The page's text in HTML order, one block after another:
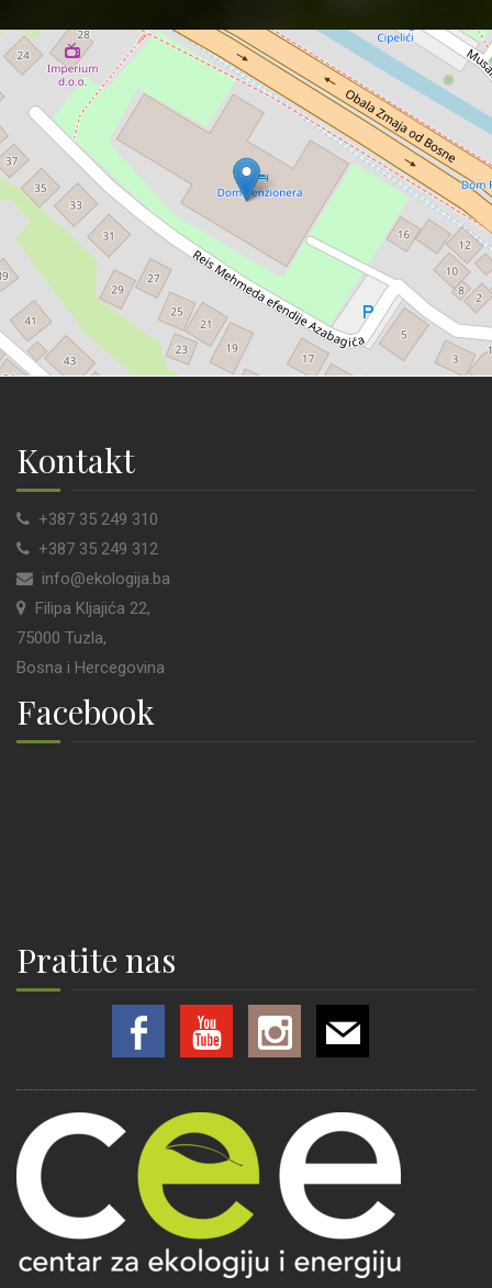
Kontakt
+387 35 249 310
+387 35 249 312
info@ekologija.ba
Filipa Kljajića 22,
75000 Tuzla,
Bosna i Hercegovina
Facebook
Pratite nas